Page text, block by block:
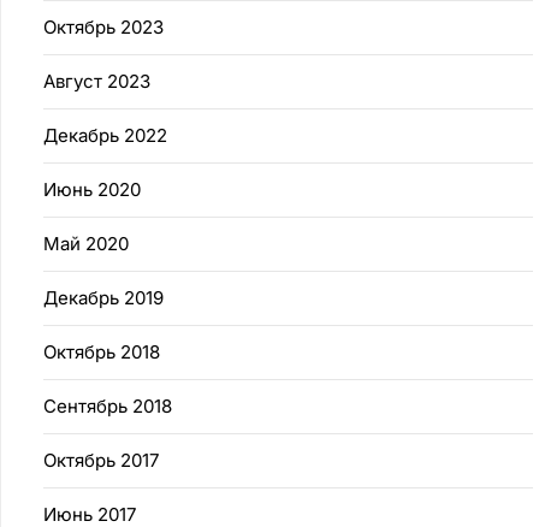
Октябрь 2023
Август 2023
Декабрь 2022
Июнь 2020
Май 2020
Декабрь 2019
Октябрь 2018
Сентябрь 2018
Октябрь 2017
Июнь 2017